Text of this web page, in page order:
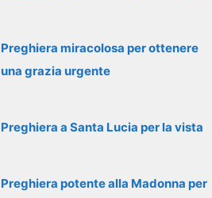
Preghiera miracolosa per ottenere
una grazia urgente
Preghiera a Santa Lucia per la vista
Preghiera potente alla Madonna per